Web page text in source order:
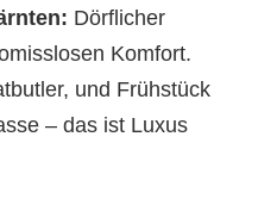
Dörflicher
Komfort.
und Frühstück
– das ist Luxus